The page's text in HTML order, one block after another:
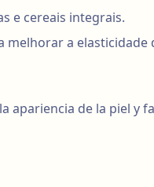
e cereais integrais.
melhorar a elasticidade
apariencia de la piel y